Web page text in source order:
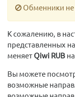
Обменники
К сожалению, в
представленных
меняет Qiwi RUB на
Вы можете
возможные